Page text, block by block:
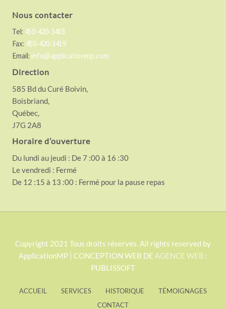
Nous contacter
Tel: 450-420-3403
Fax: 450-420-3419
Email: info@applicationmp.com
Direction
585 Bd du Curé Boivin,
Boisbriand,
Québec,
J7G 2A8
Horaire d’ouverture
Du lundi au jeudi : De 7 :00 à 16 :30
Le vendredi : Fermé
De 12 :15 à 13 :00 : Fermé pour la pause repas
S
Copyright 2021 Tous droits réservés. All rights reserved by
ApplicationMP | CONCEPTION WEB DE AGENCE WEB :
PUBLISSOFT
ACCUEIL SERVICES HISTORIQUE
TÉMOIGNAGES
CONTACT